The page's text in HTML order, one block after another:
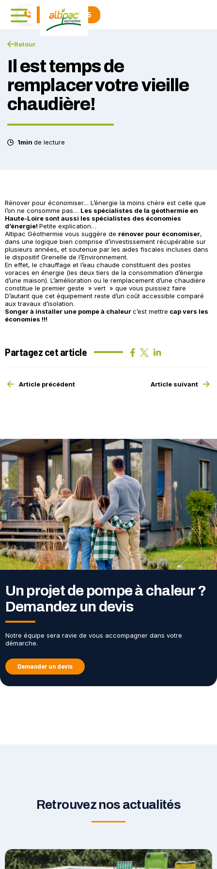
04 71 01 40 15
Retour
Il est temps de
remplacer votre vieille
chaudière!
1min de lecture
Rénover pour économiser… L’énergie la moins chère est celle que
l’on ne consomme pas… Les spécialistes de la géothermie en
Haute-Loire sont aussi les spécialistes des économies
d’énergie! Petite explication…
Altipac Géothermie vous suggère de rénover pour économiser,
dans une logique bien comprise d’investissement récupérable sur
plusieurs années, et soutenue par les aides fiscales incluses dans
le dispositif Grenelle de l’Environnement.
En effet, le chauffage et l’eau chaude constituent des postes
voraces en énergie (les deux tiers de la consommation d’énergie
d’une maison). L’amélioration ou le remplacement d’une chaudière
constitue le premier geste » vert » que vous puissiez faire
D’autant que cet équipement reste d’un coût accessible comparé
aux travaux d’isolation.
Songer à installer une pompe à chaleurc’est mettre cap vers les
économies !!!
Partagez cet article
Article précédent Article suivant
Un projet de pompe à chaleur ?
Demandez un devis
Notre équipe sera ravie de vous accompagner dans votre
démarche.
Demander un devis
Retrouvez nos actualités